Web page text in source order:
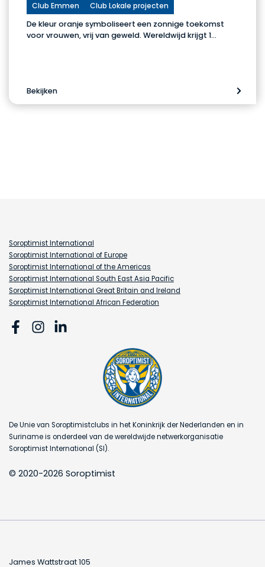
Club Emmen
Club Lokale projecten
De kleur oranje symboliseert een zonnige toekomst
voor vrouwen, vrij van geweld. Wereldwijd krijgt 1…
Bekijken
Soroptimist International
Soroptimist International of Europe
Soroptimist International of the Americas
Soroptimist International South East Asia Pacific
Soroptimist International Great Britain and Ireland
Soroptimist International African Federation
De Unie van Soroptimistclubs in het Koninkrijk der Nederlanden en in
Suriname is onderdeel van de wereldwijde netwerkorganisatie
Soroptimist International (SI).
© 2020-2026 Soroptimist
James Wattstraat 105